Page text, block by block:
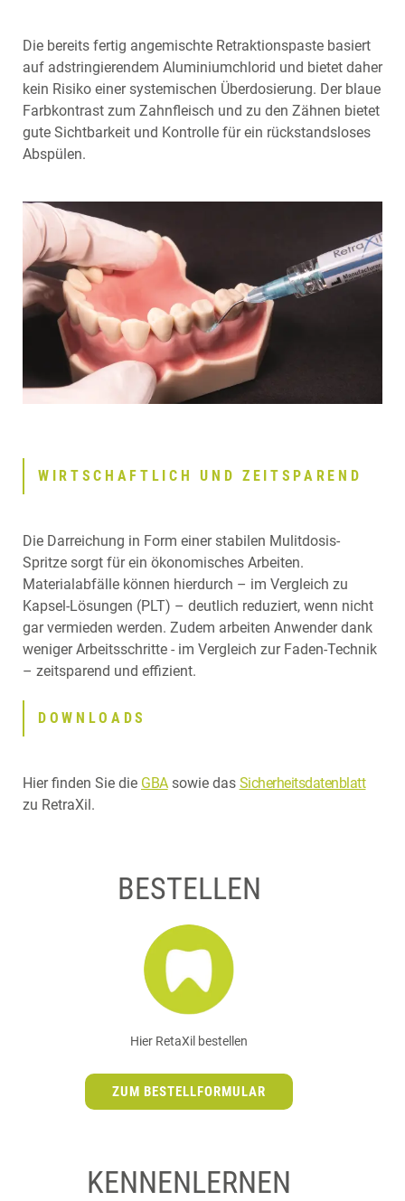
Die bereits fertig angemischte Retraktionspaste basiert
auf adstringierendem Aluminiumchlorid und bietet daher
kein Risiko einer systemischen Überdosierung. Der blaue
Farbkontrast zum Zahnfleisch und zu den Zähnen bietet
gute Sichtbarkeit und Kontrolle für ein rückstandsloses
Abspülen.
WIRTSCHAFTLICH UND ZEITSPAREND
Die Darreichung in Form einer stabilen Mulitdosis-
Spritze sorgt für ein ökonomisches Arbeiten.
Materialabfälle können hierdurch – im Vergleich zu
Kapsel-Lösungen (PLT) – deutlich reduziert, wenn nicht
gar vermieden werden. Zudem arbeiten Anwender dank
weniger Arbeitsschritte - im Vergleich zur Faden-Technik
– zeitsparend und effizient.
DOWNLOADS
Hier finden Sie die GBAsowie das Sicherheitsdatenblatt
zu RetraXil.
BESTELLEN
Hier RetaXil bestellen
ZUM BESTELLFORMULAR
KENNENLERNEN